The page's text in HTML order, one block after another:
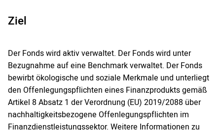
Ziel
Der Fonds wird aktiv verwaltet. Der Fonds wird unter
Bezugnahme auf eine Benchmark verwaltet. Der Fonds
bewirbt ökologische und soziale Merkmale und unterliegt
den Offenlegungspflichten eines Finanzprodukts gemäß
Artikel 8 Absatz 1 der Verordnung (EU) 2019/2088 über
nachhaltigkeitsbezogene Offenlegungspflichten im
Finanzdienstleistungssektor. Weitere Informationen zu